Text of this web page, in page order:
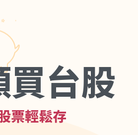
台股
票輕鬆存